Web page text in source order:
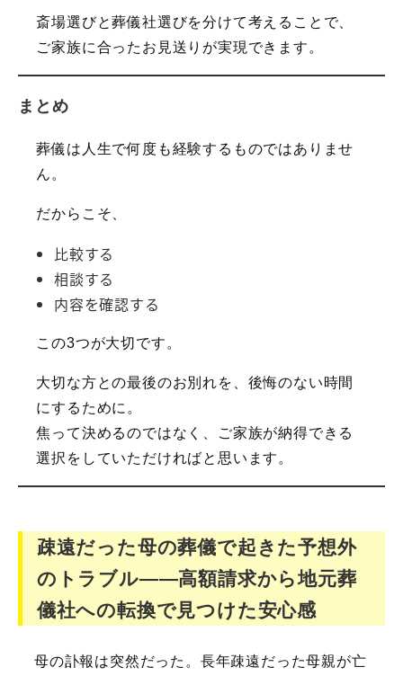
斎場選びと葬儀社選びを分けて考えることで、
ご家族に合ったお見送りが実現できます。
まとめ
葬儀は人生で何度も経験するものではありませ
ん。
だからこそ、
比較する
相談する
内容を確認する
この3つが大切です。
大切な方との最後のお別れを、後悔のない時間
にするために。
焦って決めるのではなく、ご家族が納得できる
選択をしていただければと思います。
疎遠だった母の葬儀で起きた予想外
のトラブル――高額請求から地元葬
儀社への転換で見つけた安心感
母の訃報は突然だった。長年疎遠だった母親が亡